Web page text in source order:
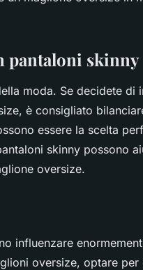
pantaloni skinny
moda. Se decidete di
è consigliato
essere la scelta
skinny possono
oversize.
influenzare
oversize, optare per